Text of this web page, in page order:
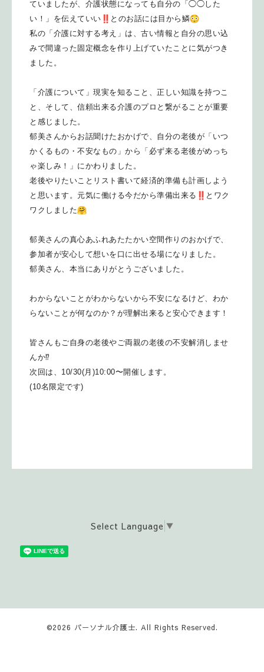
ていましたが、介護状態になっても自分の「◯◯した
い！」を伝えていい
とのお話には目から鱗
私の「介護に対する考え」は、古い情報と自分の思い込
みで間違っ た固定概念を作り上げていたことに気がつき
ました。
「介護について」現実を知ること、正しい知識を持つこ
と、そして 、信頼出来る介護のプロと繋がることが重要
と感じました。
郁美さんからお話聞けたおかげで、自分の老後が「いつ
かくるもの ・不安なもの」から「必ず来る老後がめっち
ゃ楽しみ！」 にかわりました。
老後やりたいことリスト書いて経済的準備も計画しよう
と思います 。元気に働ける今だから準備出来る
とワク
ワクしました
郁美さんの真心あふれあたたかい空間作りのおかげで、
参加者が安心して想いを口に出せる場になりました。
郁美さん、本当にありがとうございました。
わからないことがわからないから不安になるけど、わか
らないこと が何なのか？が理解出来ると安心できます！
皆さんもご自身の老後やご両親の老後の不安解消しませ
んか⁉︎
次回は、10/30(月)10:00〜開催します。
(10名限定です)
Select Language ▼
©2026 パーソナル介護士. All Rights Reserved.